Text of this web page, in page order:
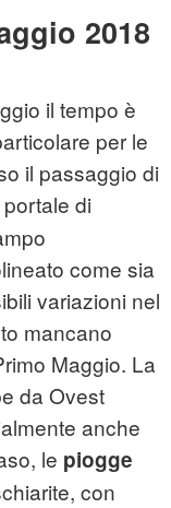
2018
il tempo è
per le
il passaggio di
di
come sia
variazioni nel
mancano
Maggio. La
da Ovest
anche
le piogge
con